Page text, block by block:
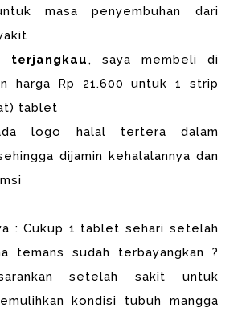
masa penyembuhan dari
terjangkau, saya membeli di
harga Rp 21.600 untuk 1 strip
tablet
logo halal tertera dalam
dijamin kehalalannya dan
: Cukup 1 tablet sehari setelah
temans sudah terbayangkan ?
setelah sakit untuk
kondisi tubuh mangga